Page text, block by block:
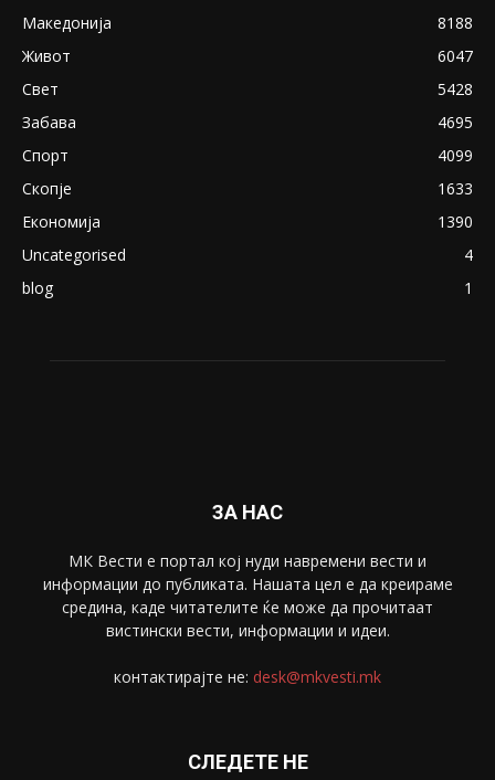
Македонија
8188
Живот
6047
Свет
5428
Забава
4695
Спорт
4099
Скопје
1633
Економија
1390
Uncategorised
4
blog
1
ЗА НАС
МК Вести е портал коj нуди навремени вести и
информации до публиката. Нашата цел е да креираме
средина, каде читателите ќе може да прочитаат
вистински вести, информации и идеи.
контактирајте не: desk@mkvesti.mk
СЛЕДЕТЕ НЕ